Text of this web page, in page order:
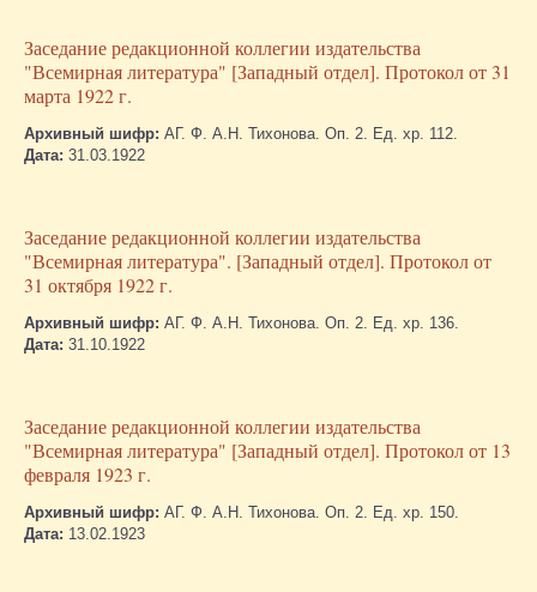
Заседание редакционной коллегии издательства
"Всемирная литература" [Западный отдел]. Протокол от 31
марта 1922 г.
Архивный шифр: АГ. Ф. А.Н. Тихонова. Оп. 2. Ед. хр. 112.
Дата: 31.03.1922
Заседание редакционной коллегии издательства
"Всемирная литература". [Западный отдел]. Протокол от
31 октября 1922 г.
Архивный шифр: АГ. Ф. А.Н. Тихонова. Оп. 2. Ед. хр. 136.
Дата: 31.10.1922
Заседание редакционной коллегии издательства
"Всемирная литература" [Западный отдел]. Протокол от 13
февраля 1923 г.
Архивный шифр: АГ. Ф. А.Н. Тихонова. Оп. 2. Ед. хр. 150.
Дата: 13.02.1923